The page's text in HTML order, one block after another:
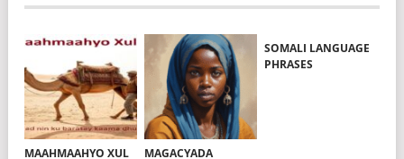
MAAHMAAHYO XUL MAGACYADA
SOMALI LANGUAGE
PHRASES